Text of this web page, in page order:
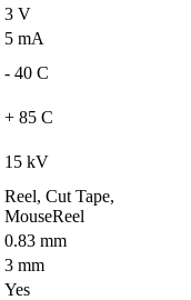
3 V
5 mA
- 40 C
+ 85 C
15 kV
Reel, Cut Tape,
MouseReel
0.83 mm
3 mm
Yes